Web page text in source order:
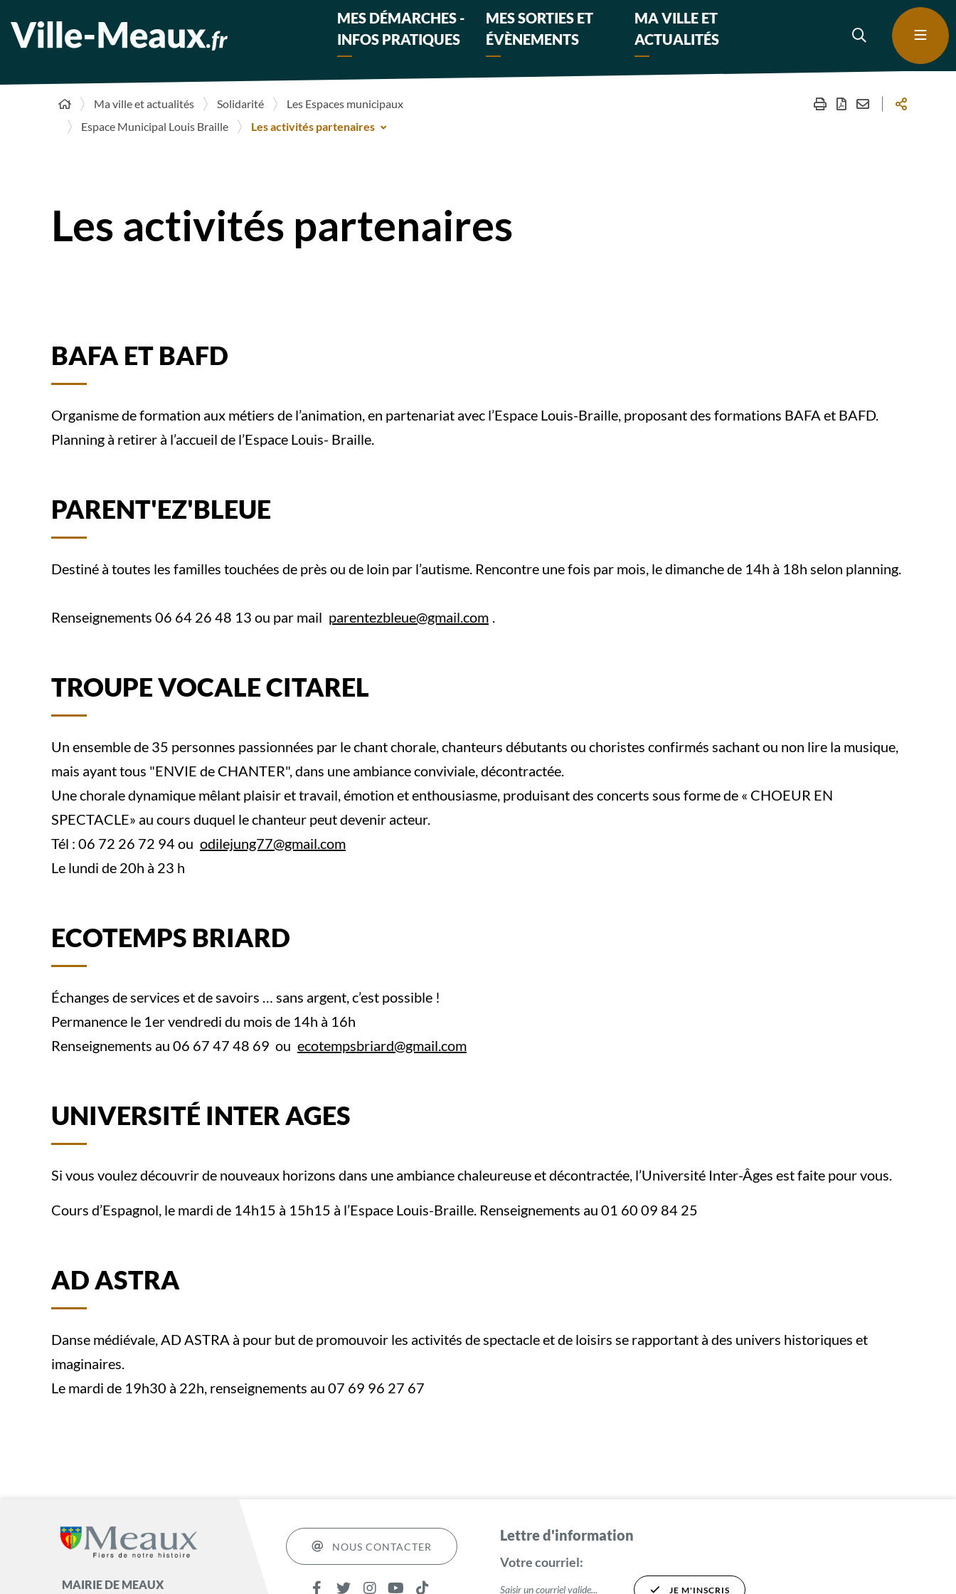
MES DÉMARCHES -
INFOS PRATIQUES
MES SORTIES ET
ÉVÈNEMENTS
MA VILLE ET
ACTUALITÉS
Ma ville et actualités Solidarité
Les Espaces municipaux
Espace Municipal Louis Braille
Les activités partenaires
Les activités partenaires
BAFA ET BAFD
Organisme de formation aux métiers de l’animation, en partenariat avec l’Espace Louis-Braille, proposant des formations BAFA et BAFD.
Planning à retirer à l’accueil de l’Espace Louis- Braille.
PARENT'EZ'BLEUE
Destiné à toutes les familles touchées de près ou de loin par l’autisme. Rencontre une fois par mois, le dimanche de 14h à 18h selon planning.
Renseignements 06 64 26 48 13 ou par mail parentezbleue@gmail.com .
TROUPE VOCALE CITAREL
Un ensemble de 35 personnes passionnées par le chant chorale, chanteurs débutants ou choristes confirmés sachant ou non lire la musique,
mais ayant tous "ENVIE de CHANTER", dans une ambiance conviviale, décontractée.
Une chorale dynamique mêlant plaisir et travail, émotion et enthousiasme, produisant des concerts sous forme de « CHOEUR EN
SPECTACLE» au cours duquel le chanteur peut devenir acteur.
Tél : 06 72 26 72 94 ou odilejung77@gmail.com
Le lundi de 20h à 23 h
ECOTEMPS BRIARD
Échanges de services et de savoirs … sans argent, c’est possible !
Permanence le 1er vendredi du mois de 14h à 16h
Renseignements au 06 67 47 48 69 ou ecotempsbriard@gmail.com
UNIVERSITÉ INTER AGES
Si vous voulez découvrir de nouveaux horizons dans une ambiance chaleureuse et décontractée, l’Université Inter-Âges est faite pour vous.
Cours d’Espagnol, le mardi de 14h15 à 15h15 à l’Espace Louis-Braille. Renseignements au 01 60 09 84 25
AD ASTRA
Danse médiévale, AD ASTRA à pour but de promouvoir les activités de spectacle et de loisirs se rapportant à des univers historiques et
imaginaires.
Le mardi de 19h30 à 22h, renseignements au 07 69 96 27 67
MAIRIE DE MEAUX
NOUS CONTACTER
Lettre d'information
Votre courriel:
JE M'INSCRIS